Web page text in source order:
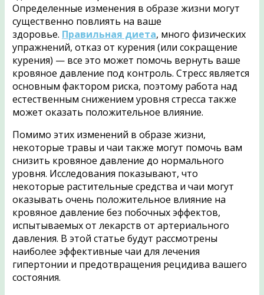
Определенные изменения в образе жизни могут
существенно повлиять на ваше
здоровье. Правильная диета, много физических
упражнений, отказ от курения (или сокращение
курения) — все это может помочь вернуть ваше
кровяное давление под контроль. Стресс является
основным фактором риска, поэтому работа над
естественным снижением уровня стресса также
может оказать положительное влияние.
Помимо этих изменений в образе жизни,
некоторые травы и чаи также могут помочь вам
снизить кровяное давление до нормального
уровня. Исследования показывают, что
некоторые растительные средства и чаи могут
оказывать очень положительное влияние на
кровяное давление без побочных эффектов,
испытываемых от лекарств от артериального
давления. В этой статье будут рассмотрены
наиболее эффективные чаи для лечения
гипертонии и предотвращения рецидива вашего
состояния.